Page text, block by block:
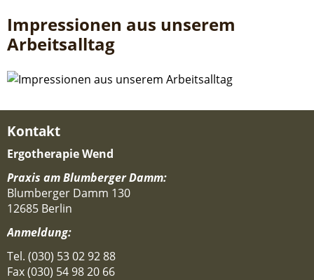
Impressionen aus unserem
Arbeitsalltag
Kontakt
Ergotherapie Wend
Praxis am Blumberger Damm:
Blumberger Damm 130
12685 Berlin
Anmeldung:
Tel. (030) 53 02 92 88
Fax (030) 54 98 20 66